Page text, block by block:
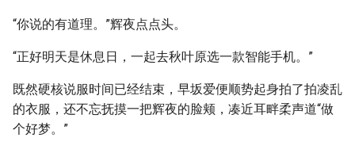
“你说的有道理。”辉夜点点头。
“正好明天是休息日，一起去秋叶原选一款智能手机。”
既然硬核说服时间已经结束，早坂爱便顺势起身拍了拍凌乱
的衣服，还不忘抚摸一把辉夜的脸颊，凑近耳畔柔声道“做
个好梦。”